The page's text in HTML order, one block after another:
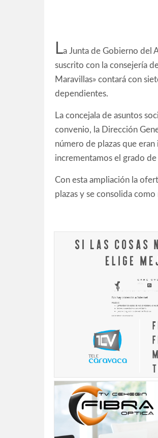
La Junta de Gobierno del
suscrito con la consejería
Maravillas» contará con
dependientes.
La concejala de asuntos
convenio, la Dirección
número de plazas que
incrementamos el grado
Con esta ampliación la
plazas y se consolida